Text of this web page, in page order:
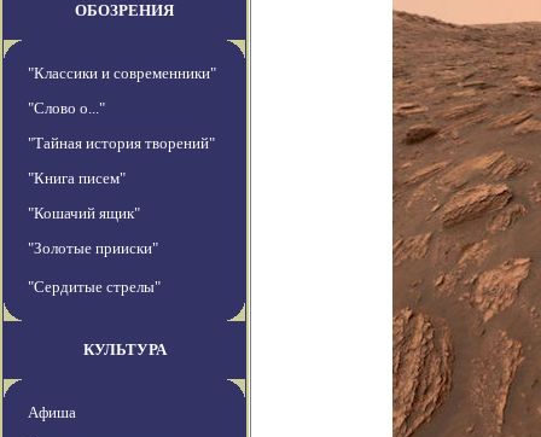
ОБОЗРЕНИЯ
"Классики и современники"
"Слово о..."
"Тайная история творений"
"Книга писем"
"Кошачий ящик"
"Золотые прииски"
"Сердитые стрелы"
КУЛЬТУРА
Афиша